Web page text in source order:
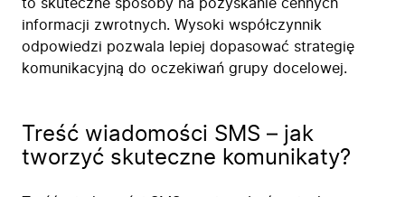
to skuteczne sposoby na pozyskanie cennych
informacji zwrotnych. Wysoki współczynnik
odpowiedzi pozwala lepiej dopasować strategię
komunikacyjną do oczekiwań grupy docelowej.
Treść wiadomości SMS – jak
tworzyć skuteczne komunikaty?